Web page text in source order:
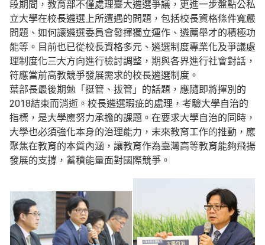
段期間，教育部不僅處理臺大遴選爭議，更進一步盤點公私
立大學在校長遴選上所遭遇的問題，包括校長資格條件寬嚴
問題、如何讓遴選委員會發揮獨立運作、遴薦舉才的積極功
能等。目前也已從校長資格多元、遴選制度專業化及爭議處
理制度化三大方向進行檢討調整，期與各界進行社會對話，
符應當前高教競爭發展需求的校長遴選制度。
葉部長最後期勉「挺管、拔管」的話題，應隨即將揮別的
2018結束而消逝。校長遴選瑕疵的處理，考驗大學自治的
指標，是大學應努力承擔的課題。在要求大學自治的同時，
大學也必須強化本身的治理能力，未來教育工作的推動，應
聚焦在教育的本質內涵，讓教育作為臺灣高等教育能夠飛揚
發展的支撐，蓄積能量面對國際競爭。